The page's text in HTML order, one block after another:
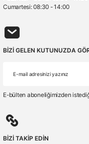
olmalıdır.
Güneş ışığından
Raf ömrü geçen
Cumartesi: 08:30 - 14:00
BİZİ GELEN KUTUNUZDA
E-bülten aboneliğimizden
BİZİ TAKİP EDİN